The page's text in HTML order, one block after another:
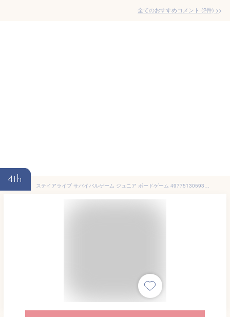
全てのおすすめコメント (2件) >
4th
ステイアライブ サバイバルゲーム ジュニア ボードゲーム 4977513059374 ハナヤマ